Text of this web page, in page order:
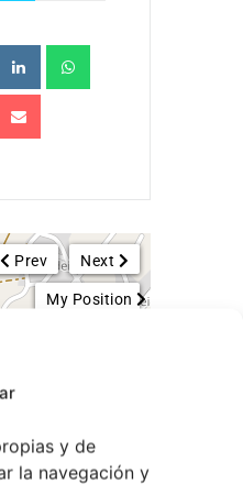
y de
la navegación y
Next
Prev
My Position